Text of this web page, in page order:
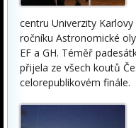
centru Univerzity
ročníku Astronomické
EF a GH. Téměř
přijela ze všech koutů
celorepublikovém finále.